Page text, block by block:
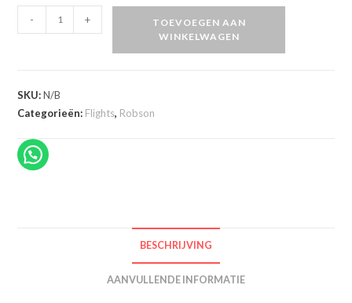
Plus
aantal
- +
TOEVOEGEN AAN
WINKELWAGEN
SKU:N/B
Categorieën: Flights, Robson
BESCHRIJVING
AANVULLENDE INFORMATIE